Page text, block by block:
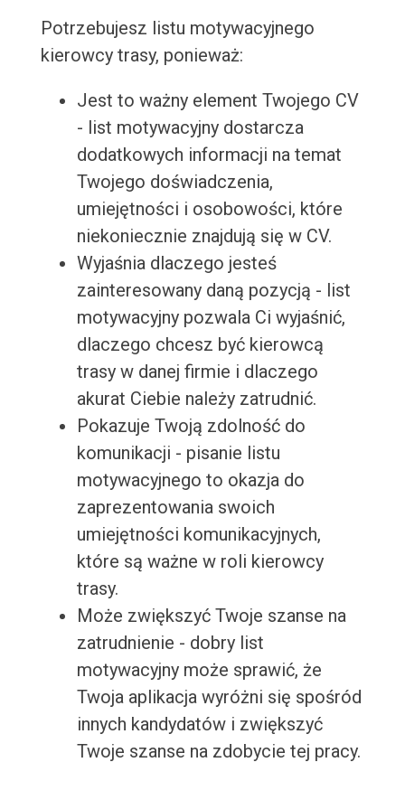
Potrzebujesz listu motywacyjnego
kierowcy trasy, ponieważ:
Jest to ważny element Twojego CV
- list motywacyjny dostarcza
dodatkowych informacji na temat
Twojego doświadczenia,
umiejętności i osobowości, które
niekoniecznie znajdują się w CV.
Wyjaśnia dlaczego jesteś
zainteresowany daną pozycją - list
motywacyjny pozwala Ci wyjaśnić,
dlaczego chcesz być kierowcą
trasy w danej firmie i dlaczego
akurat Ciebie należy zatrudnić.
Pokazuje Twoją zdolność do
komunikacji - pisanie listu
motywacyjnego to okazja do
zaprezentowania swoich
umiejętności komunikacyjnych,
które są ważne w roli kierowcy
trasy.
Może zwiększyć Twoje szanse na
zatrudnienie - dobry list
motywacyjny może sprawić, że
Twoja aplikacja wyróżni się spośród
innych kandydatów i zwiększyć
Twoje szanse na zdobycie tej pracy.